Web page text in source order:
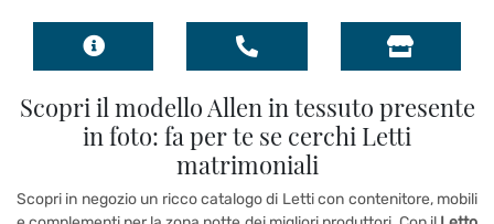
Scopri il modello Allen in tessuto presente
in foto: fa per te se cerchi Letti
matrimoniali
Scopri in negozio un ricco catalogo di Letti con contenitore, mobili